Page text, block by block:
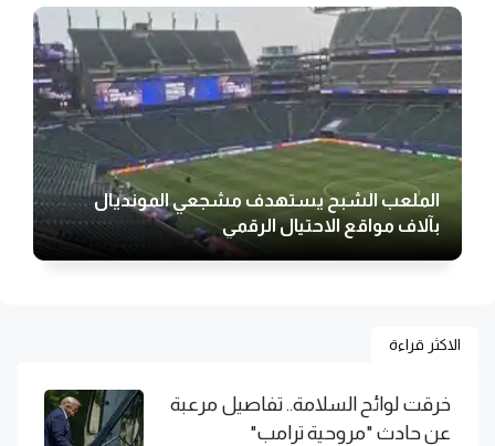
الملعب الشبح يستهدف مشجعي المونديال
بآلاف مواقع الاحتيال الرقمي
الاكثر قراءة
خرقت لوائح السلامة.. تفاصيل مرعبة
عن حادث "مروحية ترامب"